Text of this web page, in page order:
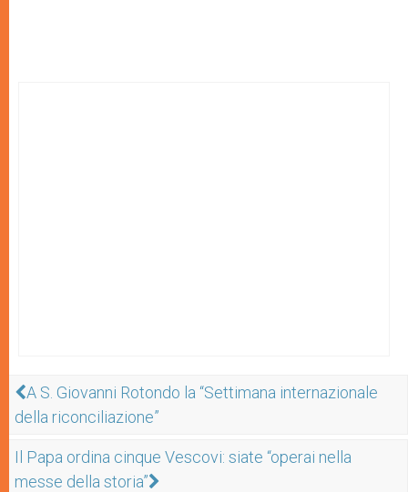
A S. Giovanni Rotondo la “Settimana internazionale
della riconciliazione”
Il Papa ordina cinque Vescovi: siate “operai nella
messe della storia”